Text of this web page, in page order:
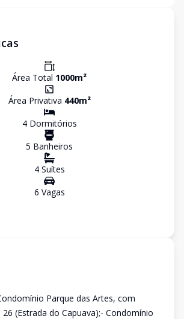
Área Total 1000m²
Área Privativa 440m²
4Dormitórios
5 Banheiros
4Suítes
6 Vagas
Parque das Artes, com
(Estrada do Capuava);- Condomínio